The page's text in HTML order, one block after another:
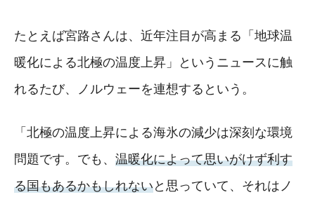
たとえば宮路さんは、近年注目が高まる「地球温
暖化による北極の温度上昇」というニュースに触
れるたび、ノルウェーを連想するという。
「北極の温度上昇による海氷の減少は深刻な環境
問題です。でも、 温暖化によって思いがけず利す
る国もあるかもしれないと思っていて、それはノ